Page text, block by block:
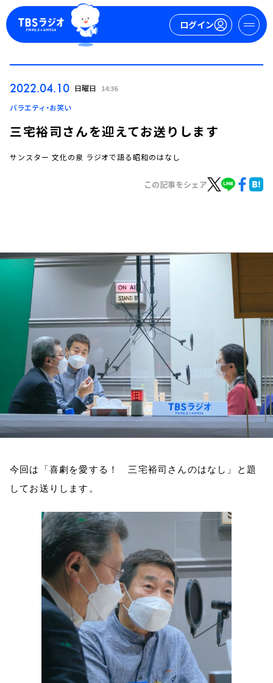
ログイン
ログイン
トピックス
TBS Podcast
イベント・グッズ
会社情報
2022.04.10 日曜日 14:36
バラエティ・お笑い
三宅裕司さんを迎えてお送りします
サンスター 文化の泉 ラジオで語る昭和のはなし
この記事をシェア
今回は「喜劇を愛する！ 三宅裕司さんのはなし」と題
してお送りします。